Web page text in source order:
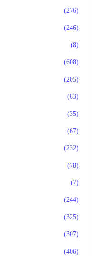
(276)
(246)
(8)
(608)
(205)
(83)
(35)
(67)
(232)
(78)
(7)
(244)
(325)
(307)
(406)